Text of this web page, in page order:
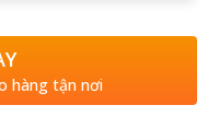
hàng tận nơi